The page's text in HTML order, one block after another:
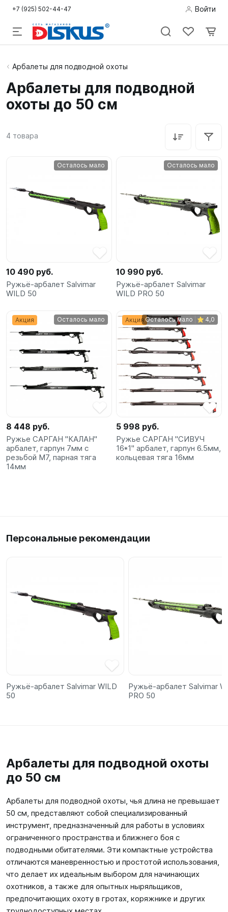
+7 (925) 502-44-47 Войти
Подводная
Дайвинг
Пляж
Фридайвинг
Детям
Подарочные
Карты
Бренды
Арбалеты для подводной охоты
Арбалеты для подводной
охоты до 50 см
4 товара
Осталось мало
10 490 руб.
Ружьё-арбалет Salvimar
WILD 50
Осталось мало
10 990 руб.
Ружьё-арбалет Salvimar
WILD PRO 50
Акция Осталось мало
8 448 руб.
Ружье САРГАН "КАЛАН"
арбалет, гарпун 7мм с
резьбой М7, парная тяга
14мм
Акция Осталось мало 4,0
5 998 руб.
Ружье САРГАН "СИВУЧ
16*1" арбалет, гарпун 6.5мм,
кольцевая тяга 16мм
Персональные рекомендации
Ружьё-арбалет Salvimar WILD
50
Ружьё-арбалет Salvimar
PRO 50
Арбалеты для подводной охоты
до 50 см
Арбалеты для подводной охоты, чья длина не превышает
50 см, представляют собой специализированный
инструмент, предназначенный для работы в условиях
ограниченного пространства и ближнего боя с
подводными обитателями. Эти компактные устройства
отличаются маневренностью и простотой использования,
что делает их идеальным выбором для начинающих
охотников, а также для опытных ныряльщиков,
предпочитающих охоту в гротах, коряжнике и других